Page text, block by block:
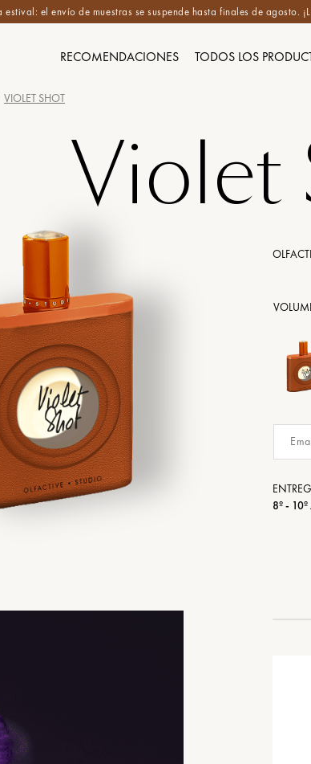
estival: el envío de muestras se suspende hasta finales de
RECOMENDACIONES TODOS LOS
VIOLET SHOT
Violet
8º -